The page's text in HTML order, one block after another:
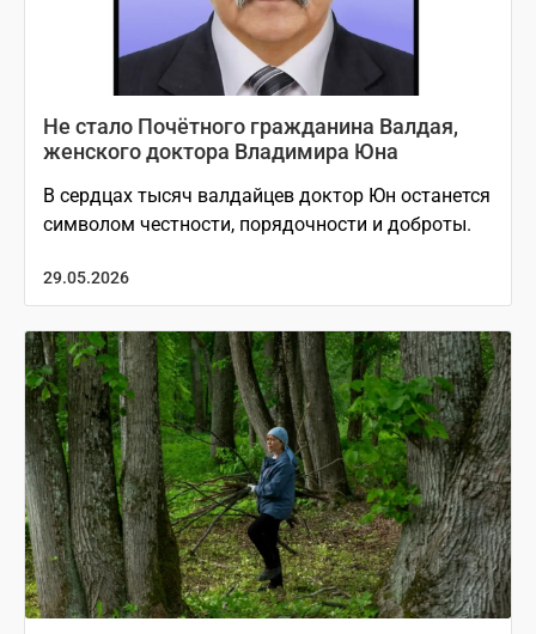
Не стало Почётного гражданина Валдая,
женского доктора Владимира Юна
В сердцах тысяч валдайцев доктор Юн останется
символом честности, порядочности и доброты.
29.05.2026